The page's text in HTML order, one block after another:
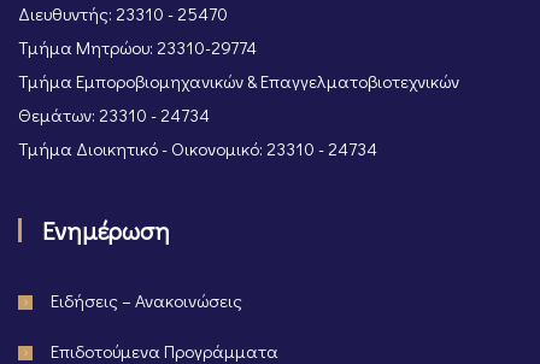
Διευθυντής: 23310 - 25470
Τμήμα Μητρώου: 23310-29774
Τμήμα Εμποροβιομηχανικών & Επαγγελματοβιοτεχνικών
Θεμάτων: 23310 - 24734
Τμήμα Διοικητικό - Οικονομικό: 23310 - 24734
Ενημέρωση
Ειδήσεις – Ανακοινώσεις
Επιδοτούμενα Προγράμματα